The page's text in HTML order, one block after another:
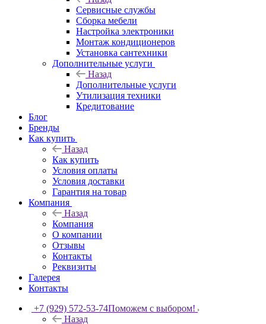
Сервисные службы
Сборка мебели
Настройка электроники
Монтаж кондиционеров
Установка сантехники
Дополнительные услуги
Назад
Дополнительные услуги
Утилизация техники
Кредитование
Блог
Бренды
Как купить
Назад
Как купить
Условия оплаты
Условия доставки
Гарантия на товар
Компания
Назад
Компания
О компании
Отзывы
Контакты
Реквизиты
Галерея
Контакты
+7 (929) 572-53-74Поможем с выбором!
Назад